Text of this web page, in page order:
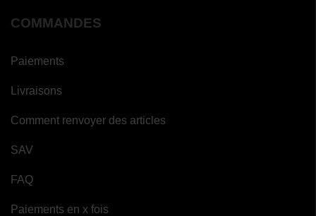
COMMANDES
Paiements
Livraisons
Comment renvoyer des articles
SAV
FAQ
Paiements en x fois